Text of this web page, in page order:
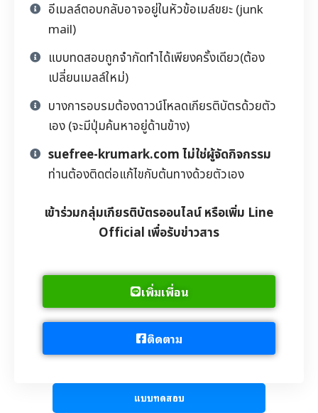
อีเมลล์ตอบกลับอาจอยู่ในหัวข้อเมล์ขยะ (junk
mail)
แบบทดสอบถูกจำกัดทำได้เพียงครั้งเดียว(ต้อง
เปลี่ยนเมลล์ใหม่)
บางการอบรมต้องดาวน์โหลดเกียรติบัตรด้วยตัว
เอง (จะมีปุ่มค้นหาอยู่ด้านข้าง)
suefree-krumark.com ไม่ใช่ผู้จัดกิจกรรม
ท่านต้องติดต่อแก้ไขกับต้นทางด้วยตัวเอง
เข้าร่วมกลุ่มเกียรติบัตรออนไลน์ หรือเพิ่ม Line
Official เพื่อรับข่าวสาร
เพิ่มเพื่อน
ติดตาม
แบบทดสอบ